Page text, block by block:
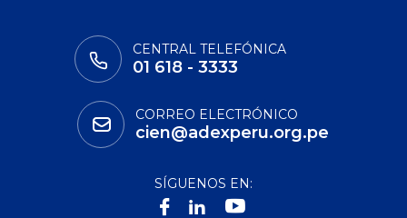
CENTRAL TELEFÓNICA
01 618 - 3333
CORREO ELECTRÓNICO
cien@adexperu.org.pe
SÍGUENOS EN: